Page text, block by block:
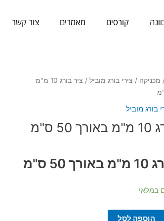
קורסים מאמרים צור קשר
מכניקה / צירי בורג מוביל
/ ציר בורג 10 מ"מ
בורג מוביל
ס"מ
ס"מ
במלאי
הוספה לסל